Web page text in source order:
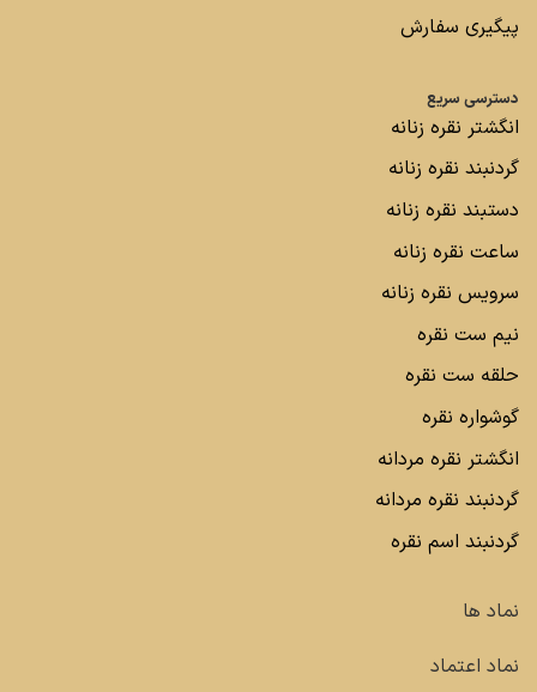
پیگیری سفارش
دسترسی سریع
انگشتر نقره زنانه
گردنبند نقره زنانه
دستبند نقره زنانه
ساعت نقره زنانه
سرویس نقره زنانه
نیم ست نقره
حلقه ست نقره
گوشواره نقره
انگشتر نقره مردانه
گردنبند نقره مردانه
گردنبند اسم نقره
نماد ها
نماد اعتماد